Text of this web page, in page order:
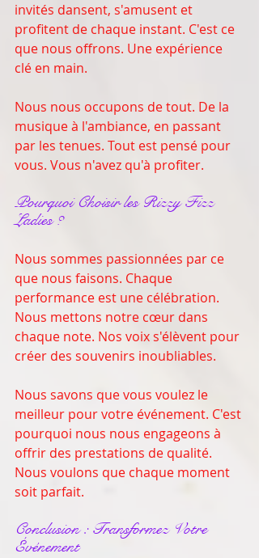
invités dansent, s'amusent et
profitent de chaque instant. C'est ce
que nous offrons. Une expérience
clé en main.
Nous nous occupons de tout. De la
musique à l'ambiance, en passant
par les tenues. Tout est pensé pour
vous. Vous n'avez qu'à profiter.
Pourquoi Choisir les Rizzy Fizz
Ladies ?
Nous sommes passionnées par ce
que nous faisons. Chaque
performance est une célébration.
Nous mettons notre cœur dans
chaque note. Nos voix s'élèvent pour
créer des souvenirs inoubliables.
Nous savons que vous voulez le
meilleur pour votre événement. C'est
pourquoi nous nous engageons à
offrir des prestations de qualité.
Nous voulons que chaque moment
soit parfait.
Conclusion : Transformez Votre
Événement